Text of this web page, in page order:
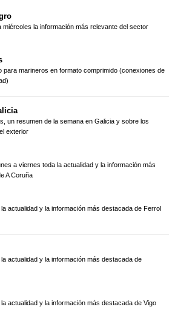
miércoles la información más relevante del sector
para marineros en formato comprimido (conexiones de
un resumen de la semana en Galicia y sobre los
exterior
a viernes toda la actualidad y la información más
A Coruña
actualidad y la información más destacada de Ferrol
la actualidad y la información más destacada de
la actualidad y la información más destacada de Vigo